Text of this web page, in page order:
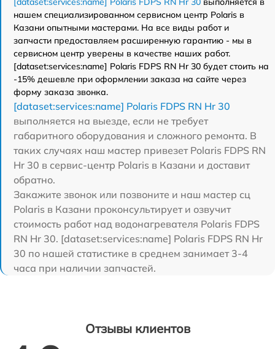
нашем специализированном сервисном центр Polaris в
Казани опытными мастерами. На все виды работ и
запчасти предоставляем расширенную гарантию - мы в
сервисном центр уверены в качестве наших работ.
[dataset:services:name] Polaris FDPS RN Hr 30 будет стоить на
-15% дешевле при оформлении заказа на сайте через
форму заказа звонка.
[dataset:services:name] Polaris FDPS RN Hr 30
выполняется на выезде, если не требует
габаритного оборудования и сложного ремонта. В
таких случаях наш мастер привезет Polaris FDPS RN
Hr 30 в сервис-центр Polaris в Казани и доставит
обратно.
Закажите звонок или позвоните и наш мастер сц
Polaris в Казани проконсультирует и озвучит
стоимость работ над водонагревателя Polaris FDPS
RN Hr 30. [dataset:services:name] Polaris FDPS RN Hr
30 по нашей статистике в среднем занимает 3-4
часа при наличии запчастей.
Отзывы клиентов